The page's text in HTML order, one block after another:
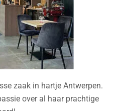
zaak in hartje Antwerpen.
over al haar prachtige